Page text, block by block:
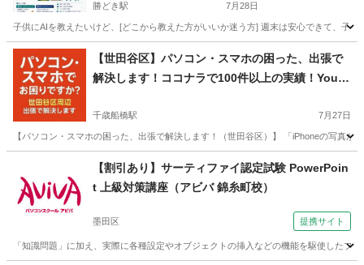
勝どき駅 7月28日
子供にAIを教えたいけど、[どこから教えた方がいいか迷う方] 週末は安心できて、子
東京 中央区 勝どき駅 パソコン
【世田谷区】パソコン・スマホの困った、出張で
解決します！ココナラで100件以上の実績！YouT
千歳船橋駅 7月27日
【パソコン・スマホの困った、出張で解決します！（世田谷区）】 「iPhoneの写真
千歳船橋駅 ココナラ
【割引あり】サーティファイ認定試験 PowerPoin
t 上級対策講座（アビバ 錦糸町校）
墨田区 提携サイト
「知識問題」に加え、実際に各種設定やオブジェクトの挿入などの機能を駆使した